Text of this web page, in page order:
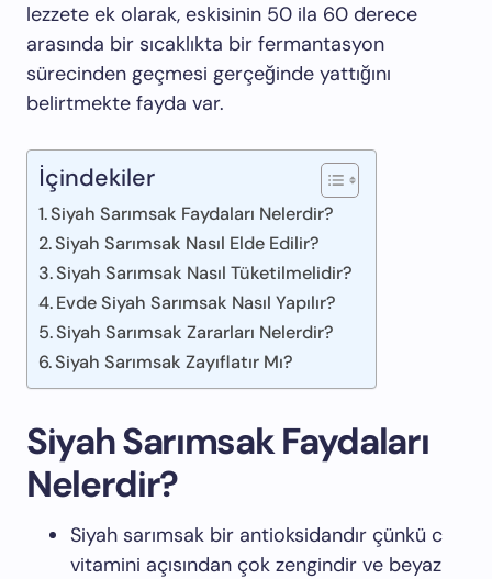
lezzete ek olarak, eskisinin 50 ila 60 derece
arasında bir sıcaklıkta bir fermantasyon
sürecinden geçmesi gerçeğinde yattığını
belirtmekte fayda var.
İçindekiler
Siyah Sarımsak Faydaları Nelerdir?
Siyah Sarımsak Nasıl Elde Edilir?
Siyah Sarımsak Nasıl Tüketilmelidir?
Evde Siyah Sarımsak Nasıl Yapılır?
Siyah Sarımsak Zararları Nelerdir?
Siyah Sarımsak Zayıflatır Mı?
Siyah Sarımsak Faydaları
Nelerdir?
Siyah sarımsak bir antioksidandır çünkü c
vitamini açısından çok zengindir ve beyaz